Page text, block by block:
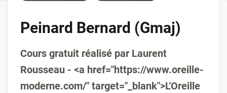
Peinard Bernard (Gmaj)
Cours gratuit réalisé par Laurent
Rousseau - <a href="https://www.oreille-
moderne.com/" target="_blank">L'Oreille